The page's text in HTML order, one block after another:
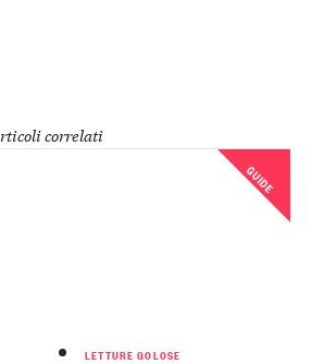
correlati
GUIDE
LETTURE GOLOSE